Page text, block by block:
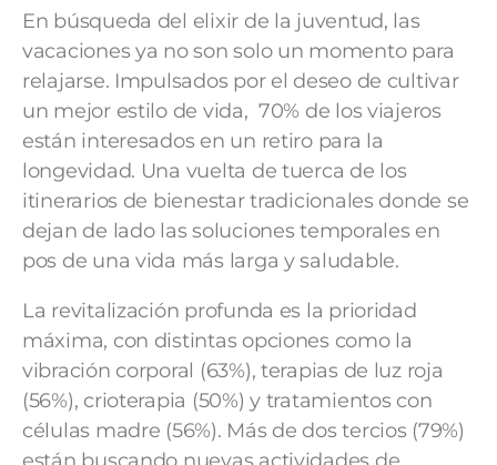
En búsqueda del elixir de la juventud, las
vacaciones ya no son solo un momento para
relajarse. Impulsados por el deseo de cultivar
un mejor estilo de vida, 70% de los viajeros
están interesados en un retiro para la
longevidad. Una vuelta de tuerca de los
itinerarios de bienestar tradicionales donde se
dejan de lado las soluciones temporales en
pos de una vida más larga y saludable.
La revitalización profunda es la prioridad
máxima, con distintas opciones como la
vibración corporal (63%), terapias de luz roja
(56%), crioterapia (50%) y tratamientos con
células madre (56%). Más de dos tercios (79%)